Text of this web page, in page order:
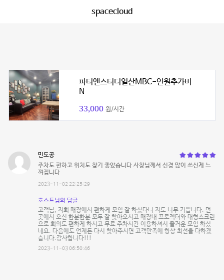
spacecloud
파티앤스터디일산MBC-인원추가비
N
33,000 원/시간
민도공
주차도 편하고 위치도 찾기 좋았습니다 사창님께서 신경 많이 쓰신게 느
껴집니다
2023-11-02 22:25:29
호스트님의 답글
고객님, 저희 매장에서 편하게 모임 잘 하셨다니 저도 너무 기쁩니다. 먼
곳에서 오신 한분한분 모두 잘 찾아오시고 매장내 프로젝터와 대형스크린
으로 회의도 편하게 하시고 무료 주차시간 이용하셔서 즐거운 모임 하셨
네요. 다음에도 언제든 다시 찾아주시면 고객만족에 항상 최선을 다하겠
습니다.감사합니다!!!
2023-11-03 06:50:46